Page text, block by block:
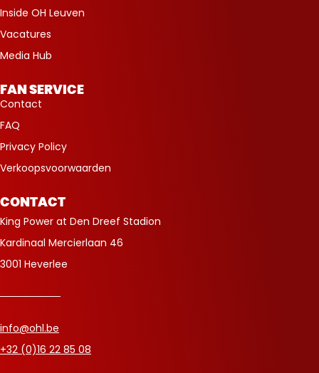
Inside OH Leuven
Vacatures
Media Hub
FAN SERVICE
Contact
FAQ
Privacy Policy
Verkoopsvoorwaarden
CONTACT
King Power at Den Dreef Stadion
Kardinaal Mercierlaan 46
3001 Heverlee
info@ohl.be
+32 (0)16 22 85 08